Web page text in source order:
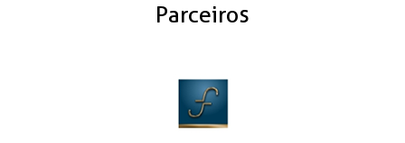
Parceiros